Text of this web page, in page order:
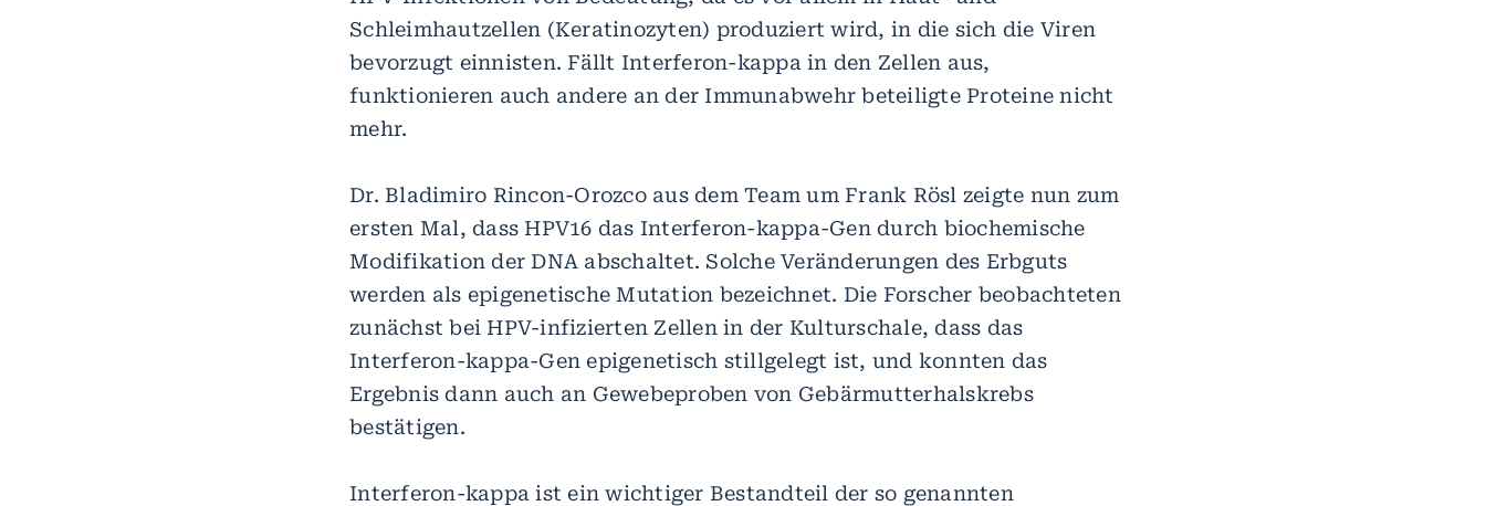
Schleimhautzellen (Keratinozyten) produziert wird, in die sich die Viren
bevorzugt einnisten. Fällt Interferon-kappa in den Zellen aus,
funktionieren auch andere an der Immunabwehr beteiligte Proteine nicht
mehr.
Dr. Bladimiro Rincon-Orozco aus dem Team um Frank Rösl zeigte nun zum
ersten Mal, dass HPV16 das Interferon-kappa-Gen durch biochemische
Modifikation der DNA abschaltet. Solche Veränderungen des Erbguts
werden als epigenetische Mutation bezeichnet. Die Forscher beobachteten
zunächst bei HPV-infizierten Zellen in der Kulturschale, dass das
Interferon-kappa-Gen epigenetisch stillgelegt ist, und konnten das
Ergebnis dann auch an Gewebeproben von Gebärmutterhalskrebs
bestätigen.
Interferon-kappa ist ein wichtiger Bestandteil der so genannten